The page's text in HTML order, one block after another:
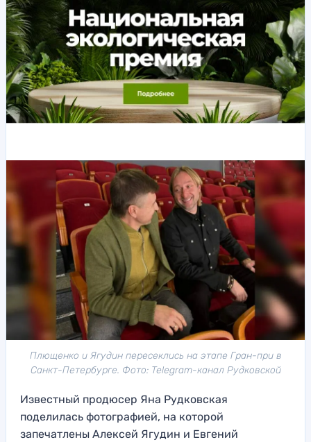
Плющенко и Ягудин пересеклись на этапе Гран-при в
Санкт-Петербурге. Фото: Telegram-канал Рудковской
Известный продюсер Яна Рудковская
поделилась фотографией, на которой
запечатлены Алексей Ягудин и Евгений